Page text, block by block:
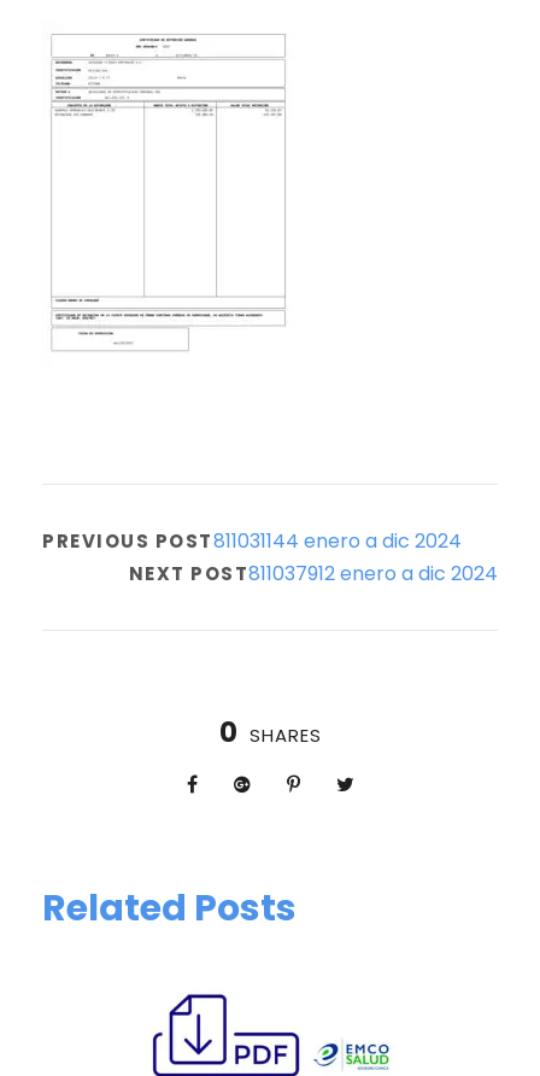
PREVIOUS POST811031144 enero a dic 2024
NEXT POST811037912 enero a dic 2024
0 SHARES
Related Posts